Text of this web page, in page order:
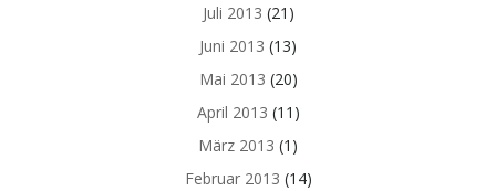
Juli 2013 (21)
Juni 2013 (13)
Mai 2013 (20)
April 2013 (11)
März 2013 (1)
Februar 2013 (14)